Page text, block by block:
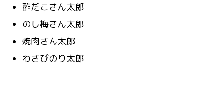
酢だこさん太郎
のし梅さん太郎
焼肉さん太郎
わさびのり太郎